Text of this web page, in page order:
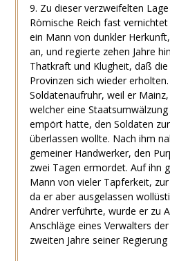
9. Zu dieser verzweifelten
Römische Reich fast
ein Mann von dunkler
an, und regierte zehen Jahre
Thatkraft und Klugheit, daß
Provinzen sich wieder
Soldatenaufruhr, weil er
welcher eine
empört hatte, den Soldaten
überlassen wollte. Nach ihm
gemeiner Handwerker, den
zwei Tagen ermordet. Auf ihn
Mann von vieler Tapferkeit,
da er aber ausgelassen
Andrer verführte, wurde er zu
Anschläge eines Verwalters
zweiten Jahre seiner